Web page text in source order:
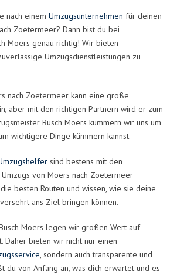
nach einem Umzugsunternehmen für deinen
Zoetermeer? Dann bist du bei
Moers genau richtig! Wir bieten
Umzugsdienstleistungen zu
nach Zoetermeer kann eine große
aber mit den richtigen Partnern wird er zum
Busch Moers kümmern wir uns um
wichtigere Dinge kümmern kannst.
sind bestens mit den
von Moers nach Zoetermeer
besten Routen und wissen, wie sie deine
ans Ziel bringen können.
Moers legen wir großen Wert auf
Daher bieten wir nicht nur einen
, sondern auch transparente und
du von Anfang an, was dich erwartet und es